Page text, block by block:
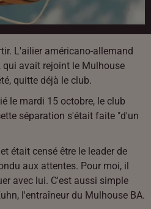
L'ailier américano-allemand
avait rejoint le Mulhouse
quitte déjà le club.
le mardi 15 octobre, le club
séparation s'était faite "d'un
était censé être le leader de
aux attentes. Pour moi, il
avec lui. C'est aussi simple
l'entraîneur du Mulhouse BA.